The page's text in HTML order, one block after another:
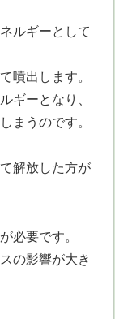
ルギーとして
噴出します。
ギーとなり、
まうのです。
解放した方が
必要です。
の影響が大き